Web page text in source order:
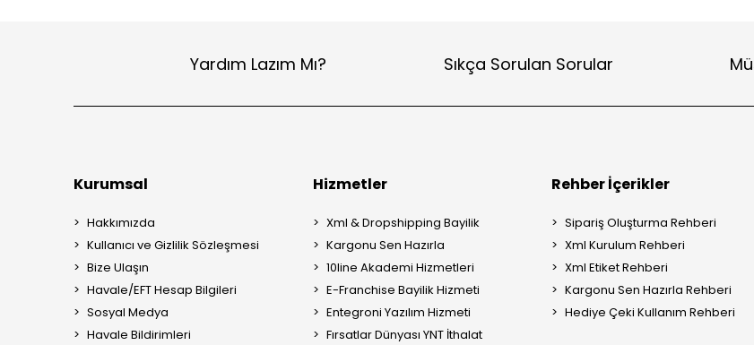
Yardım Lazım Mı? Sıkça Sorulan Sorular
Kurumsal
Hakkımızda
Kullanıcı ve Gizlilik Sözleşmesi
Bize Ulaşın
Havale/EFT Hesap Bilgileri
Sosyal Medya
Havale Bildirimleri
Hizmetler
Xml & Dropshipping Bayilik
Kargonu Sen Hazırla
10line Akademi Hizmetleri
E-Franchise Bayilik Hizmeti
Entegroni Yazılım Hizmeti
Fırsatlar Dünyası YNT İthalat
Rehber İçerikler
Sipariş Oluşturma Rehberi
Xml Kurulum Rehberi
Xml Etiket Rehberi
Kargonu Sen Hazırla Rehberi
Hediye Çeki Kullanım Rehberi